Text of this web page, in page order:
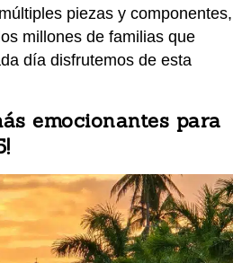
piezas y componentes,
millones de familias que
día disfrutemos de esta
emocionantes para